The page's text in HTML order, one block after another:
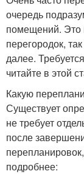
очередь
помещений. Это
перегородок,
далее.
читайте в этой
Какую
Существует
не требует
после
подробнее: